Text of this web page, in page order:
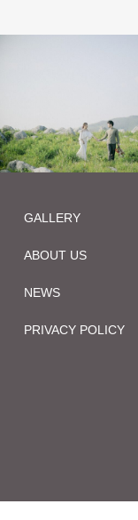
GALLERY
ABOUT US
NEWS
PRIVACY POLICY